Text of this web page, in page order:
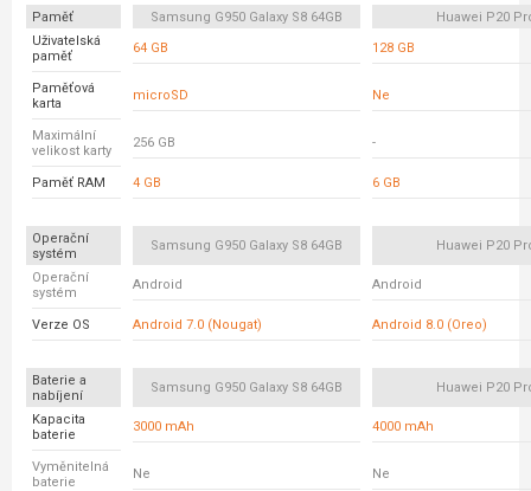
Paměť Samsung G950 Galaxy S8 64GB
Huawei P20
Uživatelská
paměť
64 GB 128 GB
Paměťová
karta
microSD Ne
Maximální
velikost karty
256 GB -
Paměť RAM 4 GB 6 GB
Operační
systém
Samsung G950 Galaxy S8 64GB Huawei P20
Operační
systém
Android Android
Verze OS Android 7.0 (Nougat) Android 8.0 (Oreo)
Baterie a
nabíjení
Samsung G950 Galaxy S8 64GB Huawei P20
Kapacita
baterie
3000 mAh 4000 mAh
Vyměnitelná
baterie
Ne Ne